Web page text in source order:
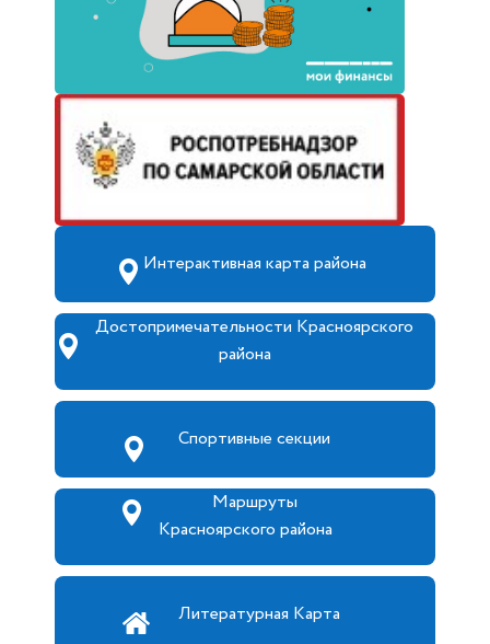
Интерактивная карта района
Достопримечательности Красноярского
района
Спортивные секции
Маршруты
Красноярского района
Литературная Карта